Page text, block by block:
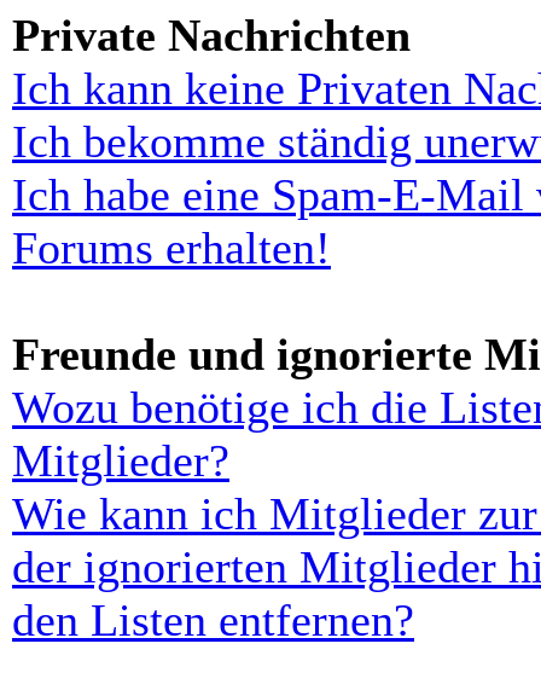
Private Nachrichten
Ich kann keine Privaten
Ich bekomme ständig
Ich habe eine Spam-E-
Forums erhalten!
Freunde und ignorierte
Wozu benötige ich die
Mitglieder?
Wie kann ich Mitglieder
der ignorierten Mitglieder
den Listen entfernen?